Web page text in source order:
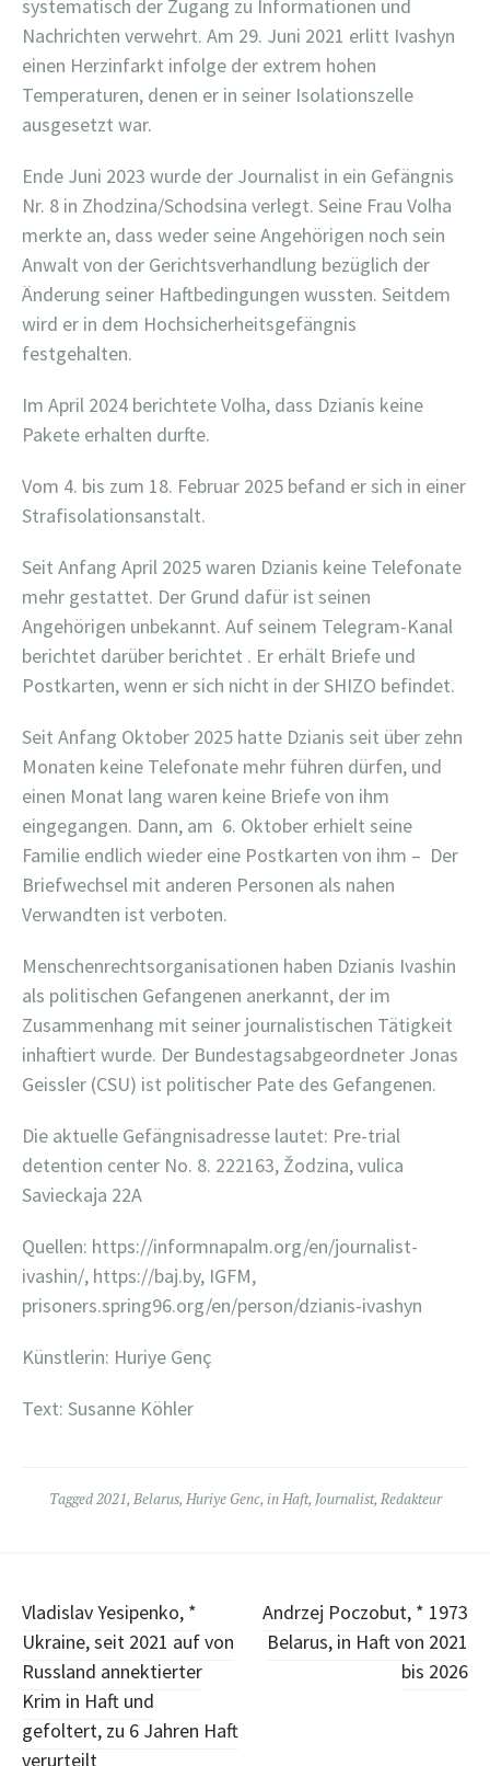
systematisch der Zugang zu Informationen und
Nachrichten verwehrt. Am 29. Juni 2021 erlitt Ivashyn
einen Herzinfarkt infolge der extrem hohen
Temperaturen, denen er in seiner Isolationszelle
ausgesetzt war.
Ende Juni 2023 wurde der Journalist in ein Gefängnis
Nr. 8 in Zhodzina/Schodsina verlegt. Seine Frau Volha
merkte an, dass weder seine Angehörigen noch sein
Anwalt von der Gerichtsverhandlung bezüglich der
Änderung seiner Haftbedingungen wussten. Seitdem
wird er in dem Hochsicherheitsgefängnis
festgehalten.
Im April 2024 berichtete Volha, dass Dzianis keine
Pakete erhalten durfte.
Vom 4. bis zum 18. Februar 2025 befand er sich in einer
Strafisolationsanstalt.
Seit Anfang April 2025 waren Dzianis keine Telefonate
mehr gestattet. Der Grund dafür ist seinen
Angehörigen unbekannt. Auf seinem Telegram-Kanal
berichtet darüber berichtet . Er erhält Briefe und
Postkarten, wenn er sich nicht in der SHIZO befindet.
Seit Anfang Oktober 2025 hatte Dzianis seit über zehn
Monaten keine Telefonate mehr führen dürfen, und
einen Monat lang waren keine Briefe von ihm
eingegangen. Dann, am 6. Oktober erhielt seine
Familie endlich wieder eine Postkarten von ihm – Der
Briefwechsel mit anderen Personen als nahen
Verwandten ist verboten.
Menschenrechtsorganisationen haben Dzianis Ivashin
als politischen Gefangenen anerkannt, der im
Zusammenhang mit seiner journalistischen Tätigkeit
inhaftiert wurde. Der Bundestagsabgeordneter Jonas
Geissler (CSU) ist politischer Pate des Gefangenen.
Die aktuelle Gefängnisadresse lautet: Pre-trial
detention center No. 8. 222163, Žodzina, vulica
Savieckaja 22A
Quellen: https://informnapalm.org/en/journalist-
ivashin/, https://baj.by, IGFM,
prisoners.spring96.org/en/person/dzianis-ivashyn
Künstlerin: Huriye Genç
Text: Susanne Köhler
Tagged2021, Belarus, Huriye Genc, in Haft, Journalist, Redakteur
Post
navigation
Vladislav Yesipenko, *
Ukraine, seit 2021 auf von
Russland annektierter
Krim in Haft und
gefoltert, zu 6 Jahren Haft
verurteilt
Andrzej Poczobut, * 1973
Belarus, in Haft von 2021
bis 2026